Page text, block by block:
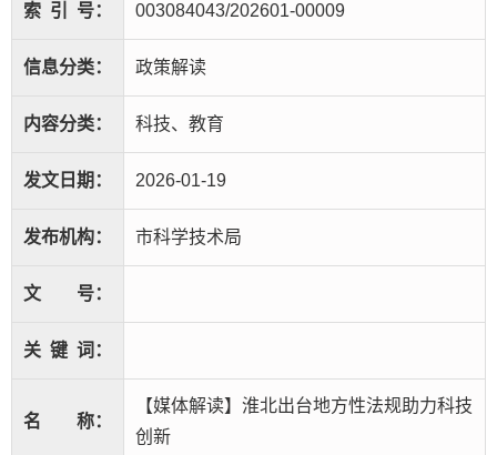
索 引 号： 003084043/202601-00009
信息分类： 政策解读
内容分类： 科技、教育
发文日期： 2026-01-19
发布机构： 市科学技术局
文 号：
关 键 词：
名 称：
【媒体解读】淮北出台地方性法规助力科技
创新